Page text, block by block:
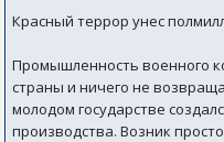
Красный террор унес
Промышленность военного
страны и ничего не
молодом государстве
производства. Возник